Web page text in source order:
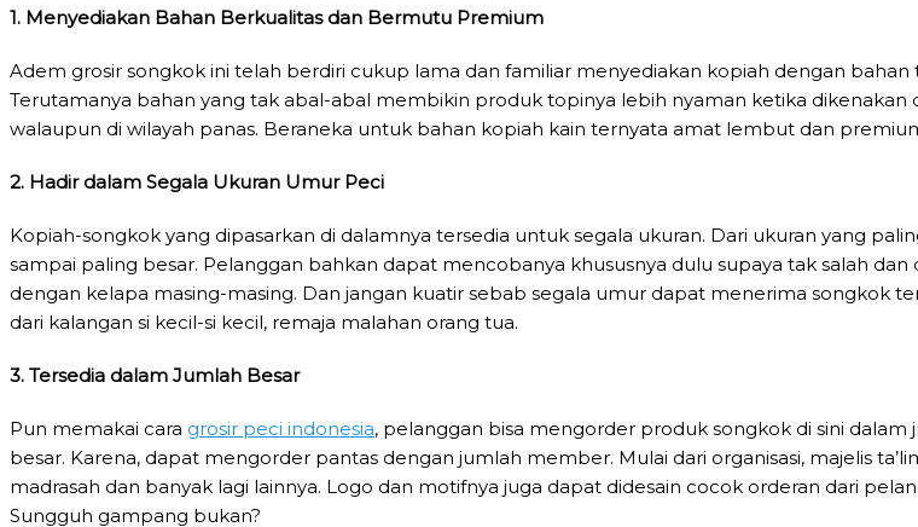
1. Menyediakan Bahan Berkualitas dan Bermutu Premium
Adem grosir songkok ini telah berdiri cukup lama dan familiar menyediakan kopiah dengan bahan
Terutamanya bahan yang tak abal-abal membikin produk topinya lebih nyaman ketika dikenakan
walaupun di wilayah panas. Beraneka untuk bahan kopiah kain ternyata amat lembut dan
2. Hadir dalam Segala Ukuran Umur Peci
Kopiah-songkok yang dipasarkan di dalamnya tersedia untuk segala ukuran. Dari ukuran yang
sampai paling besar. Pelanggan bahkan dapat mencobanya khususnya dulu supaya tak salah dan
dengan kelapa masing-masing. Dan jangan kuatir sebab segala umur dapat menerima songkok
dari kalangan si kecil-si kecil, remaja malahan orang tua.
3. Tersedia dalam Jumlah Besar
Pun memakai cara grosir peci indonesia, pelanggan bisa mengorder produk songkok di sini dalam
besar. Karena, dapat mengorder pantas dengan jumlah member. Mulai dari organisasi, majelis
madrasah dan banyak lagi lainnya. Logo dan motifnya juga dapat didesain cocok orderan dari
Sungguh gampang bukan?